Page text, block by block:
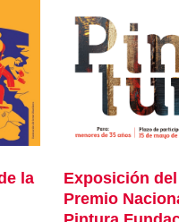
la
Exposición del
Premio